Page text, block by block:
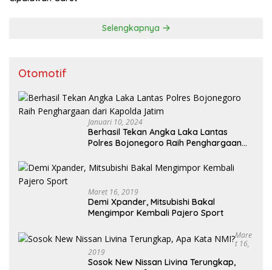
Selengkapnya
Otomotif
Januari 10, 2024
Berhasil Tekan Angka Laka Lantas
Polres Bojonegoro Raih Penghargaan
Maret 16, 2019
Demi Xpander, Mitsubishi Bakal
Mengimpor Kembali Pajero Sport
Mare
T 16,
2019
Sosok New Nissan Livina Terungkap,